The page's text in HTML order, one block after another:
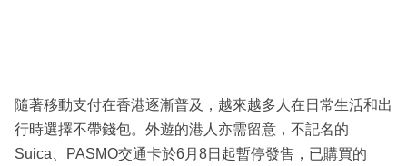
隨著移動支付在香港逐漸普及，越來越多人在日常生活和出
行時選擇不帶錢包。外遊的港人亦需留意，不記名的
Suica、PASMO交通卡於6月8日起暫停發售，已購買的